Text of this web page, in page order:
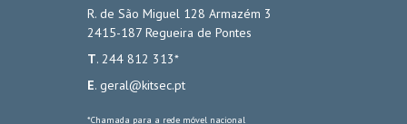
R. de São Miguel 128 Armazém 3
2415-187 Regueira de Pontes
T. 244 812 313*
E. geral@kitsec.pt
*Chamada para a rede móvel nacional